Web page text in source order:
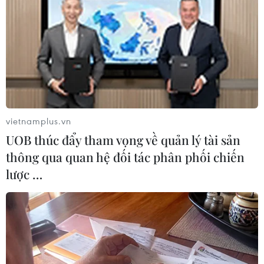
mưu, đề xuất Thủ tướng Chính phủ, Ban Chỉ đạo
Trung ương xử lý những vấn đề vượt thẩm
quyền.
Ngôi nhà của gia đình anh Bàn Văn Hom, bản Pá Bon, xã Nậm
Pì huyện Nậm Nhùn (Lai Châu) được hỗ trợ của nhà nước 60
vietnamplus.vn
UOB thúc đẩy tham vọng về quản lý tài sản
thông qua quan hệ đối tác phân phối chiến
lược …